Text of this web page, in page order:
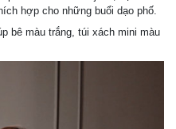
hợp cho những buổi dạo phố.
bê màu trắng, túi xách mini màu